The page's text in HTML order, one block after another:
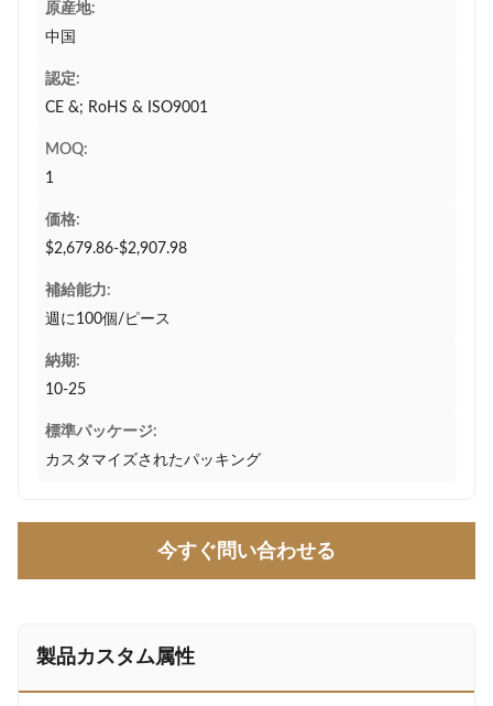
原産地:
中国
認定:
CE &; RoHS & ISO9001
MOQ:
1
価格:
$2,679.86-$2,907.98
補給能力:
週に100個/ピース
納期:
10-25
標準パッケージ:
カスタマイズされたパッキング
今すぐ問い合わせる
製品カスタム属性